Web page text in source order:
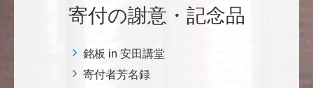
若い方々のために「イノベーションを産む奇跡の海、
世界のISAKI」を実現し、日本を、そして世界をリー
ス・プロジェクト（三崎臨海実験所）>
寄付の謝意・記念品
銘板 in 安田講堂
寄付者芳名録